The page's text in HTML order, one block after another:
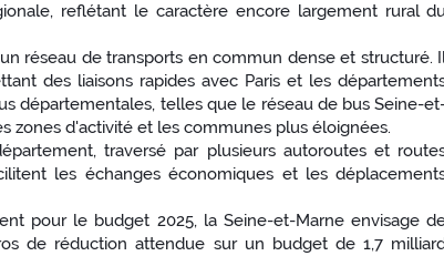
reflétant le caractère encore largement rural
réseau de transports en commun dense et structuré.
des liaisons rapides avec Paris et les
départementales, telles que le réseau de bus Seine-
zones d'activité et les communes plus éloignées.
traversé par plusieurs autoroutes et
les échanges économiques et les
pour le budget 2025, la Seine-et-Marne envisage
de réduction attendue sur un budget de 1,7